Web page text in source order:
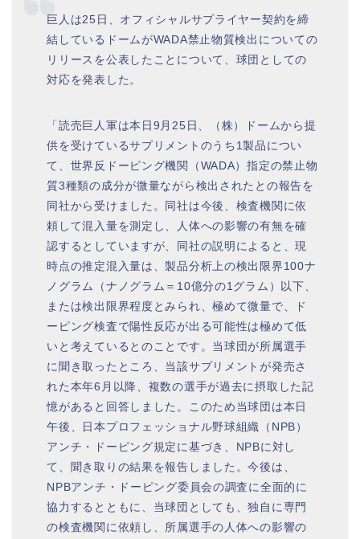
巨人は25日、オフィシャルサプライヤー契約を締
結しているドームがWADA禁止物質検出についての
リリースを公表したことについて、球団としての
対応を発表した。
「読売巨人軍は本日9月25日、（株）ドームから提
供を受けているサプリメントのうち1製品につい
て、世界反ドーピング機関（WADA）指定の禁止物
質3種類の成分が微量ながら検出されたとの報告を
同社から受けました。同社は今後、検査機関に依
頼して混入量を測定し、人体への影響の有無を確
認するとしていますが、同社の説明によると、現
時点の推定混入量は、製品分析上の検出限界100ナ
ノグラム（ナノグラム＝10億分の1グラム）以下、
または検出限界程度とみられ、極めて微量で、ド
ーピング検査で陽性反応が出る可能性は極めて低
いと考えているとのことです。当球団が所属選手
に聞き取ったところ、当該サプリメントが発売さ
れた本年6月以降、複数の選手が過去に摂取した記
憶があると回答しました。このため当球団は本日
午後、日本プロフェッショナル野球組織（NPB）
アンチ・ドーピング規定に基づき、NPBに対し
て、聞き取りの結果を報告しました。今後は、
NPBアンチ・ドーピング委員会の調査に全面的に
協力するとともに、当球団としても、独自に専門
の検査機関に依頼し、所属選手の人体への影響の